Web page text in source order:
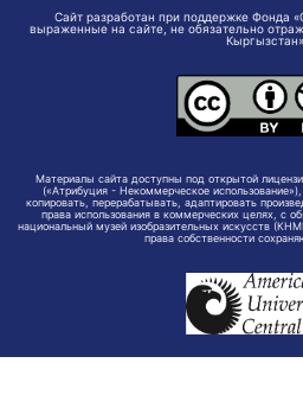
Сайт разработан при поддержке Фонда
выраженные на сайте, не обязательно
Кыргызстан»
Материалы сайта доступны под открытой
(«Атрибуция - Некоммерческое
копировать, перерабатывать, адаптировать
права использования в коммерческих целях, с
национальный музей изобразительных искусств
права собственности